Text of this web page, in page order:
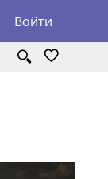
Войти